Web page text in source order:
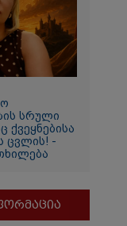
სრული
ქვეყნებისა
ცვლის! -